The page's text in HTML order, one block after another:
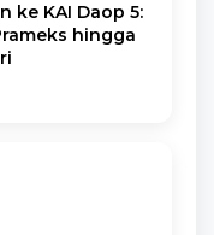
ke KAI Daop 5:
hingga